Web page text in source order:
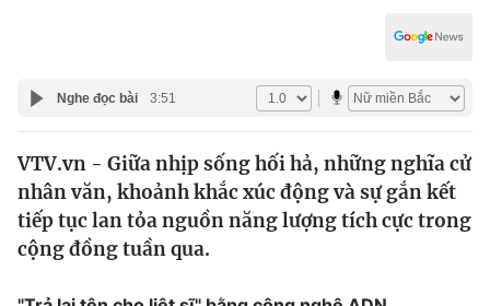
Thế giới
Tin tức
Kinh tế
Giáo dục
Nghe đọc bài 3:51
VTV.vn - Giữa nhịp sống hối hả, những nghĩa cử
nhân văn, khoảnh khắc xúc động và sự gắn kết
tiếp tục lan tỏa nguồn năng lượng tích cực trong
cộng đồng tuần qua.